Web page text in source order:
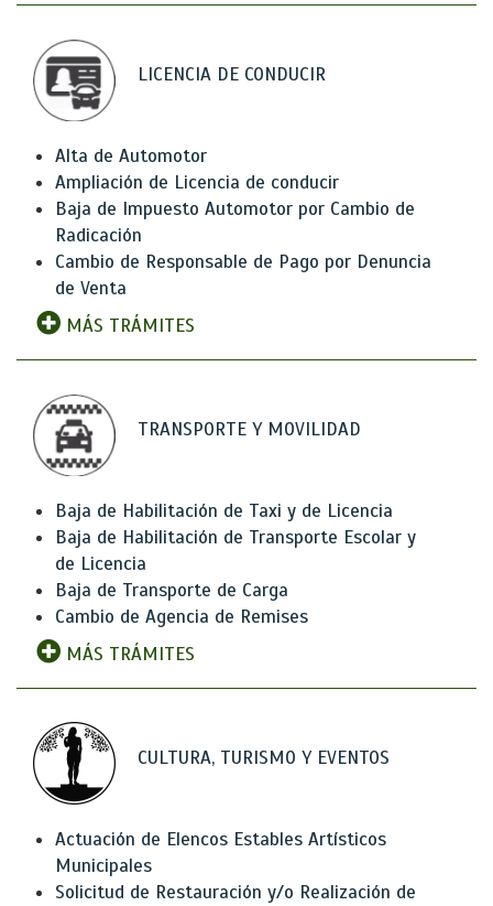
LICENCIA DE CONDUCIR
Alta de Automotor
Ampliación de Licencia de conducir
Baja de Impuesto Automotor por Cambio de
Radicación
Cambio de Responsable de Pago por Denuncia
de Venta
MÁS TRÁMITES
TRANSPORTE Y MOVILIDAD
Baja de Habilitación de Taxi y de Licencia
Baja de Habilitación de Transporte Escolar y
de Licencia
Baja de Transporte de Carga
Cambio de Agencia de Remises
MÁS TRÁMITES
CULTURA, TURISMO Y EVENTOS
Actuación de Elencos Estables Artísticos
Municipales
Solicitud de Restauración y/o Realización de